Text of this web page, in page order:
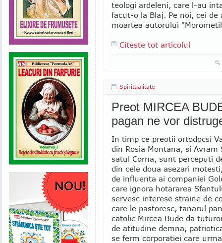
teologi ardeleni, care l-au
facut-o la Blaj. Pe noi, cei
moartea autorului
Citeste tot articolul
Spiritualitate
Preot MIRCEA
pagan ne vor
In timp ce preotii ortodocsi
din Rosia Montana, si Avram
satul Corna, sunt perceputi
din cele doua asezari
de influenta ai companiei
care ignora hotararea
servesc interese straine de
care le pastoresc, tanarul
catolic Mircea Bude da
de atitudine demna,
se ferm corporatiei care